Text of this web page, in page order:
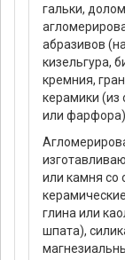
гальки,
абразивов
кизельгура,
кремния,
керамики
или фарфора).
или камня со
глина или
шпата),